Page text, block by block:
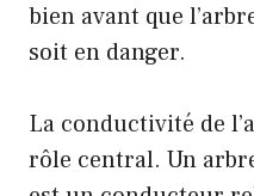
bien avant que
soit en danger.
La conductivité de
rôle central. Un